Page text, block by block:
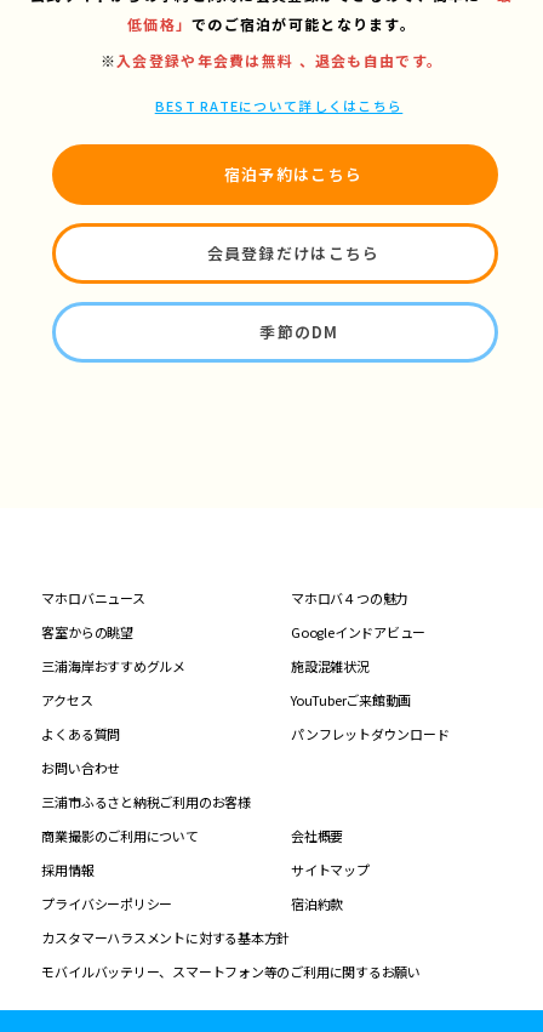
低価格」でのご宿泊が可能となります。
※ 入会登録や年会費は無料 、退会も自由です。
BEST RATEについて詳しくはこちら
宿泊予約はこちら
会員登録だけはこちら
季節のDM
マホロバニュース
マホロバ４つの魅力
客室からの眺望
Googleインドアビュー
三浦海岸おすすめグルメ
施設混雑状況
アクセス
YouTuberご来館動画
よくある質問
パンフレットダウンロード
お問い合わせ
三浦市ふるさと納税ご利用のお客様
商業撮影のご利用について
会社概要
採用情報
サイトマップ
プライバシーポリシー
宿泊約款
カスタマーハラスメントに対する基本方針
モバイルバッテリー、スマートフォン等のご利用に関するお願い